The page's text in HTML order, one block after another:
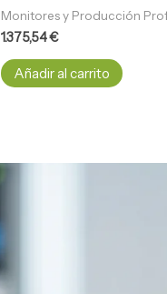
Monitores y Producción
1.375,54€
Añadir al carrito